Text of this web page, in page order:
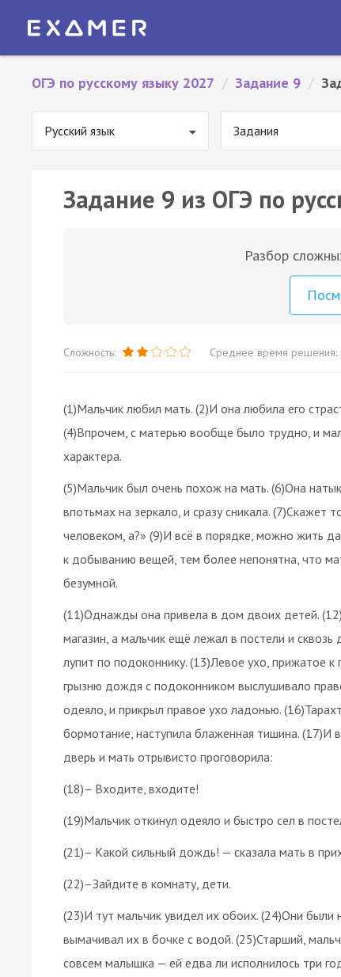
ОГЭ по русскому языку 2027 / Задание 9 /
Русский язык Задания
Задание 9 из ОГЭ по
Разбор
Сложность: Среднее время решения:
(1)Мальчик любил мать. (2)И она любила его
(4)Впрочем, с матерью вообще было трудно, и
характера.
(5)Мальчик был очень похож на мать. (6)Она
впотьмах на зеркало, и сразу сникала. (7)Скажет
человеком, а?» (9)И всё в порядке, можно жить
к добыванию вещей, тем более непонятна, что
безумной.
(11)Однажды она привела в дом двоих детей.
магазин, а мальчик ещё лежал в постели и
лупит по подоконнику. (13)Левое ухо, прижатое
грызню дождя с подоконником выслушивало
одеяло, и прикрыл правое ухо ладонью.
бормотание, наступила блаженная тишина. (17)И
дверь и мать отрывисто проговорила:
(18)– Входите, входите!
(19)Мальчик откинул одеяло и быстро сел в
(21)– Какой сильный дождь! — сказала мать в
(22)–Зайдите в комнату, дети.
(23)И тут мальчик увидел их обоих. (24)Они
вымачивал их в бочке с водой. (25)Старший,
совсем малышка — ей едва ли исполнилось три